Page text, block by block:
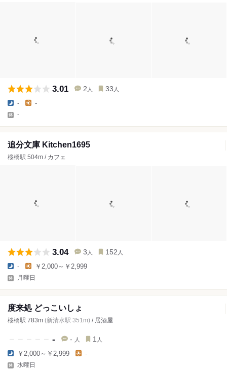
3.01 2 人 33 人
- -
-
追分文庫 Kitchen1695
桜橋駅 504m / カフェ
3.04 3 人 152 人
- ￥2,000～￥2,999
月曜日
度来処 どっこいしょ
桜橋駅 783m (新清水駅 351m) / 居酒屋
- - 人 1 人
￥2,000～￥2,999 -
水曜日